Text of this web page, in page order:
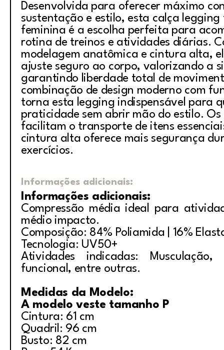
Desenvolvida para oferecer máximo
sustentação e estilo, esta calça legging
feminina é a escolha perfeita para
rotina de treinos e atividades diárias.
modelagem anatômica e cintura alta,
ajuste seguro ao corpo, valorizando a
garantindo liberdade total de
combinação de design moderno com
torna esta legging indispensável para
praticidade sem abrir mão do estilo. Os
facilitam o transporte de itens
cintura alta oferece mais segurança
exercícios.
Informações adicionais:
Informações adicionais:
Compressão média ideal para
médio impacto.
Composição: 84% Poliamida | 16%
Tecnologia: UV50+
Atividades indicadas:
funcional, entre outras.
Medidas da Modelo:
A modelo veste tamanho P
Cintura: 61 cm
Quadril: 96 cm
Busto: 82 cm